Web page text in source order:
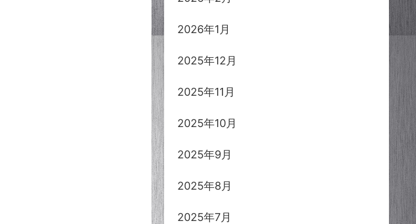
2026年1月
2025年12月
2025年11月
2025年10月
2025年9月
2025年8月
2025年7月